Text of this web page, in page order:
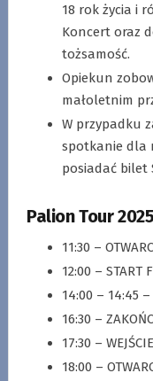
18 rok życia i
Koncert oraz
tożsamość.
Opiekun
małoletnim
W przypadku
spotkanie dla
posiadać bilet
Palion Tour
11:30 –
12:00 – START
14:00 – 14:45 –
16:30 –
17:30 –
18:00 –